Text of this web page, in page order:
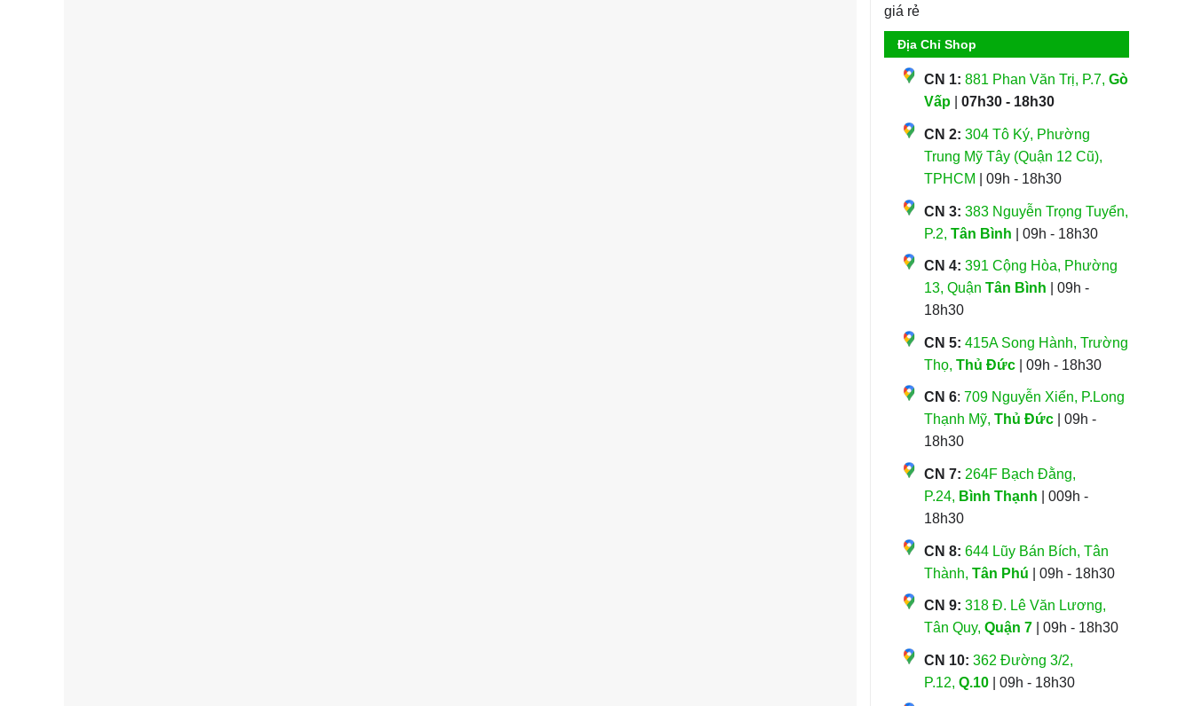
Địa Chỉ Shop
CN 1: 881 Phan Văn Trị, P.7, Gò
Vấp| 07h30 - 18h30
CN 2: 304 Tô Ký, Phường
Trung Mỹ Tây (Quận 12 Cũ),
TPHCM | 09h - 18h30
CN 3: 383 Nguyễn Trọng Tuyển,
P.2, Tân Bình | 09h - 18h30
CN 4: 391 Cộng Hòa, Phường
13, Quận Tân Bình | 09h -
18h30
CN 5: 415A Song Hành, Trường
Thọ, Thủ Đức| 09h - 18h30
CN 6: 709 Nguyễn Xiển, P.Long
Thạnh Mỹ, Thủ Đức| 09h -
18h30
CN 7: 264F Bạch Đằng,
P.24, Bình Thạnh | 009h -
18h30
CN 8: 644 Lũy Bán Bích, Tân
Thành, Tân Phú | 09h - 18h30
CN 9: 318 Đ. Lê Văn Lương,
Tân Quy, Quận 7| 09h - 18h30
CN 10: 362 Đường 3/2,
P.12, Q.10| 09h - 18h30